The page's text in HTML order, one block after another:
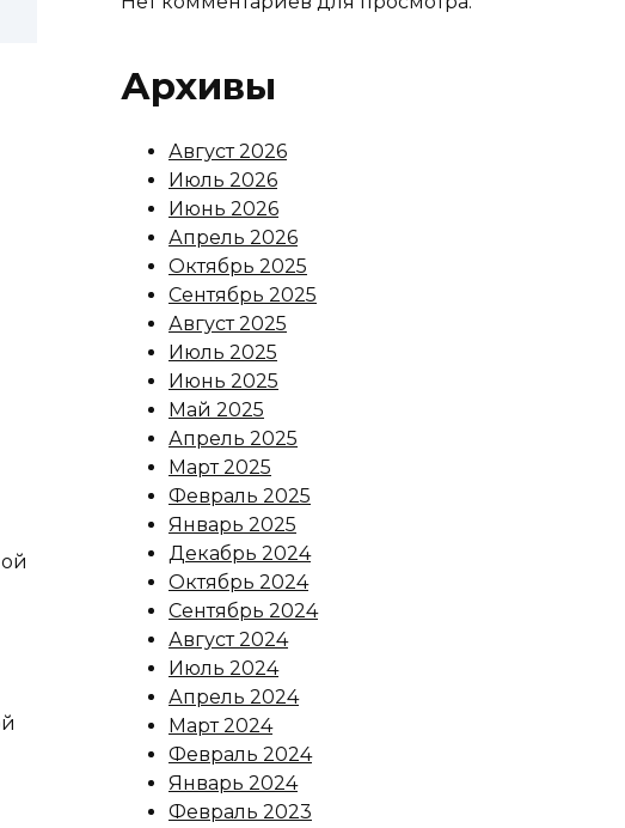
Архивы
Август 2026
Июль 2026
Июнь 2026
Апрель 2026
Октябрь 2025
Сентябрь 2025
Август 2025
Июль 2025
Июнь 2025
Май 2025
Апрель 2025
Март 2025
Февраль 2025
Январь 2025
Декабрь 2024
Октябрь 2024
Сентябрь 2024
Август 2024
Июль 2024
Апрель 2024
Март 2024
Февраль 2024
Январь 2024
Февраль 2023